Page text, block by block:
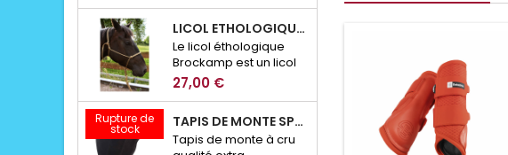
LICOL ETHOLOGIQUE BROCKAMP
Le licol éthologique
Brockamp est un licol
en corde conçu pour
le travail à pied,
communication avec
le cheval. Précis,
27,00 €
Rupture de
stock TAPIS DE MONTE SPECIAL BROCKAMP
Tapis de monte à cru